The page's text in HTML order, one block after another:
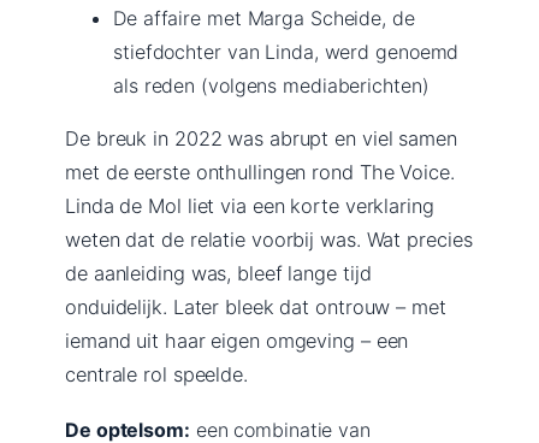
De affaire met Marga Scheide, de
stiefdochter van Linda, werd genoemd
als reden (volgens mediaberichten)
De breuk in 2022 was abrupt en viel samen
met de eerste onthullingen rond The Voice.
Linda de Mol liet via een korte verklaring
weten dat de relatie voorbij was. Wat precies
de aanleiding was, bleef lange tijd
onduidelijk. Later bleek dat ontrouw – met
iemand uit haar eigen omgeving – een
centrale rol speelde.
De optelsom: een combinatie van